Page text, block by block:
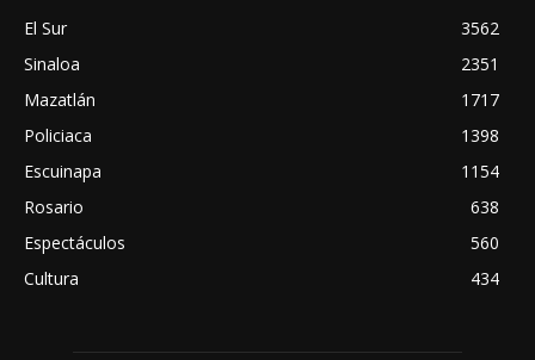
El Sur
3562
Sinaloa
2351
Mazatlán
1717
Policiaca
1398
Escuinapa
1154
Rosario
638
Espectáculos
560
Cultura
434